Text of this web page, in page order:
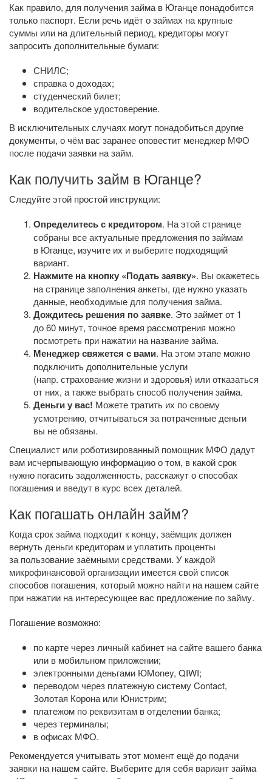
Как правило, для получения займа в Юганце понадобится
только паспорт. Если речь идёт о займах на крупные
суммы или на длительный период, кредиторы могут
запросить дополнительные бумаги:
СНИЛС;
справка о доходах;
студенческий билет;
водительское удостоверение.
В исключительных случаях могут понадобиться другие
документы, о чём вас заранее оповестит менеджер МФО
после подачи заявки на займ.
Как получить займ в Юганце?
Следуйте этой простой инструкции:
Определитесь с кредитором. На этой странице
собраны все актуальные предложения по займам
в Юганце, изучите их и выберите подходящий
вариант.
Нажмите на кнопку «Подать заявку». Вы окажетесь
на странице заполнения анкеты, где нужно указать
данные, необходимые для получения займа.
Дождитесь решения по заявке. Это займет от 1
до 60 минут, точное время рассмотрения можно
посмотреть при нажатии на название займа.
Менеджер свяжется с вами. На этом этапе можно
подключить дополнительные услуги
(напр. страхование жизни и здоровья) или отказаться
от них, а также выбрать способ получения займа.
Деньги у вас! Можете тратить их по своему
усмотрению, отчитываться за потраченные деньги
вы не обязаны.
Специалист или роботизированный помощник МФО дадут
вам исчерпывающую информацию о том, в какой срок
нужно погасить задолженность, расскажут о способах
погашения и введут в курс всех деталей.
Как погашать онлайн займ?
Когда срок займа подходит к концу, заёмщик должен
вернуть деньги кредиторам и уплатить проценты
за пользование заёмными средствами. У каждой
микрофинансовой организации имеется свой список
способов погашения, который можно найти на нашем сайте
при нажатии на интересующее вас предложение по займу.
Погашение возможно:
по карте через личный кабинет на сайте вашего банка
или в мобильном приложении;
электронными деньгами ЮMoney, QIWI;
переводом через платежную систему Contact,
Золотая Корона или Юнистрим;
платежом по реквизитам в отделении банка;
через терминалы;
в офисах МФО.
Рекомендуется учитывать этот момент ещё до подачи
заявки на нашем сайте. Выберите для себя вариант займа